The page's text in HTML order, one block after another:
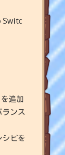
Switc
追加
ランス
シピを